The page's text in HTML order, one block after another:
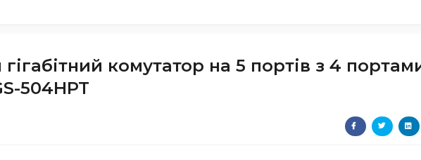
комутатор на 5 портів з 4
504HPT